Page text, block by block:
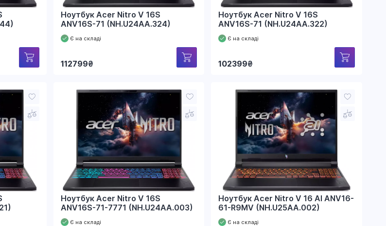
Ноутбук Acer Nitro V 16S
ANV16S-71 (NH.U24AA.324)
Є на складі
112799₴
Ноутбук Acer Nitro V 16S
ANV16S-71 (NH.U24AA.322)
Є на складі
102399₴
Ноутбук Acer Nitro V 16S
ANV16S-71-7771 (NH.U24AA.003)
Є на складі
Ноутбук Acer Nitro V 16 AI ANV16-
61-R9MV (NH.U25AA.002)
Є на складі